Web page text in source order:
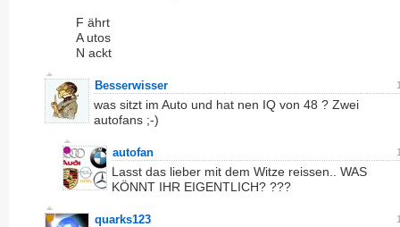
F ährt
A utos
N ackt
Besserwisser
was sitzt im Auto und hat nen IQ von 48 ? Zwei
autofans ;-)
autofan
Lasst das lieber mit dem Witze reissen.. WAS
KÖNNT IHR EIGENTLICH? ???
quarks123